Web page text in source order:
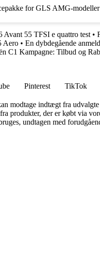
for GLS AMG-
55 TFSI e quattro test •
Aero • En dybdegående
C1 Kampagne: Tilbud og
Pinterest TikTok
modtage indtægt fra udvalgte
produkter, der er købt via
undtagen med